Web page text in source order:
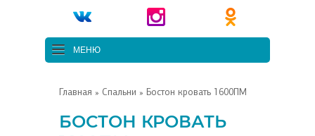
МЕНЮ
Главная » Спальни » Бостон кровать 1600ПМ
БОСТОН КРОВАТЬ